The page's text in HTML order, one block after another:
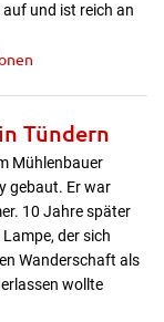
und ist reich an
Tündern
Mühlenbauer
gebaut. Er war
10 Jahre später
der sich
Wanderschaft als
wollte